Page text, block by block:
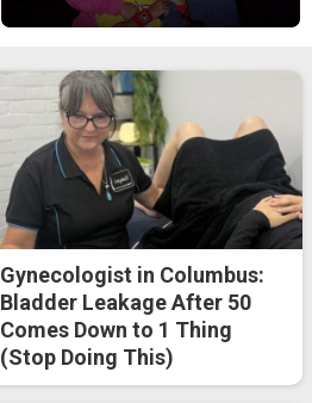
Gynecologist in Columbus:
Bladder Leakage After 50
Comes Down to 1 Thing
(Stop Doing This)